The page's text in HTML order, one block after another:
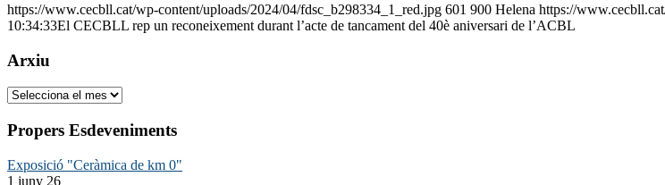
https://www.cecbll.cat/wp-content/uploads/2024/04/fdsc_b298334_1_red.jpg 601 900 Helena https://
10:34:33El CECBLL rep un reconeixement durant l’acte de tancament del 40è aniversari de l’ACBL
Arxiu
Arxiu
Propers Esdeveniments
Exposició "Ceràmica de km 0"
1 juny 26